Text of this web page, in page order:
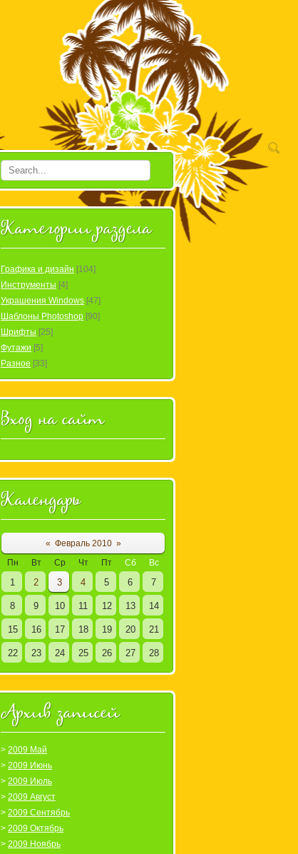
Категории раздела
Графика и дизайн [104]
Инструменты [4]
Украшения Windows [47]
Шаблоны Photoshop [90]
Шрифты [25]
Футажи [5]
Разное [33]
Вход на сайт
Календарь
« Февраль 2010 »
Пн
Вт Ср Чт Пт Сб Вс
1 2 3 4 5 6 7
8 9 10 11 12 13 14
15 16 17 18 19 20 21
22 23 24 25 26 27 28
Архив записей
2009 Май
2009 Июнь
2009 Июль
2009 Август
2009 Сентябрь
2009 Октябрь
2009 Ноябрь